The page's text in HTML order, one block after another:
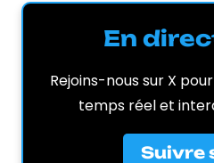
En
Rejoins-nous sur X
temps réel et
Suivre